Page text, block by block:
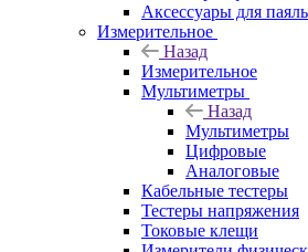
Аксессуары для
Измерительное
Назад
Измерительное
Мультиметры
Назад
Мультиметры
Цифровые
Аналоговые
Кабельные тестеры
Тестеры напряжения
Токовые клещи